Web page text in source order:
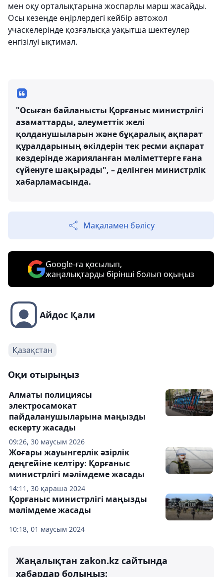
мен оқу орталықтарына жоспарлы марш жасайды.
Осы кезеңде өңірлердегі кейбір автожол
учаскелерінде қозғалысқа уақытша шектеулер
енгізілуі ықтимал.
"Осыған байланысты Қорғаныс министрлігі
азаматтарды, әлеуметтік желі
қолданушыларын және бұқаралық ақпарат
құралдарының өкілдерін тек ресми ақпарат
көздерінде жарияланған мәліметтерге ғана
сүйенуге шақырады", – делінген министрлік
хабарламасында.
Мақаламен бөлісу
Google-ға қосылып,
жаңалықтарды бірінші болып оқыңыз
Айдос Қали
Қазақстан
Оқи отырыңыз
09:26, 30 маусым 2026
Алматы полициясы
электросамокат
пайдаланушыларына маңызды
ескерту жасады
14:11, 30 қараша 2024
Жоғары жауынгерлік әзірлік
деңгейіне келтіру: Қорғаныс
министрлігі мәлімдеме жасады
10:18, 01 маусым 2024
Қорғаныс министрлігі маңызды
мәлімдеме жасады
Жаңалықтан zakon.kz сайтында
хабардар болыңыз: